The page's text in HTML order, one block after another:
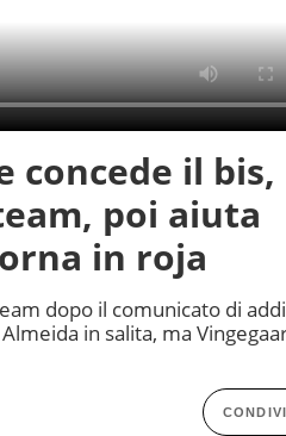
concede il bis,
poi aiuta
in roja
dopo il comunicato di
in salita, ma